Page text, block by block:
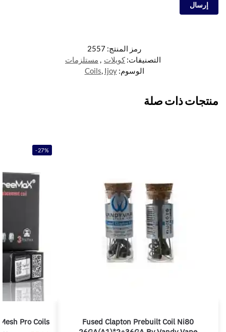
رمز المنتج: 2557
التصنيفات:كويلات , مستلزمات
الوسوم:
Coils, Ijoy
منتجات ذات صلة
Fused Clapton Prebuilt Coil Ni80
-27%
Pro Coils